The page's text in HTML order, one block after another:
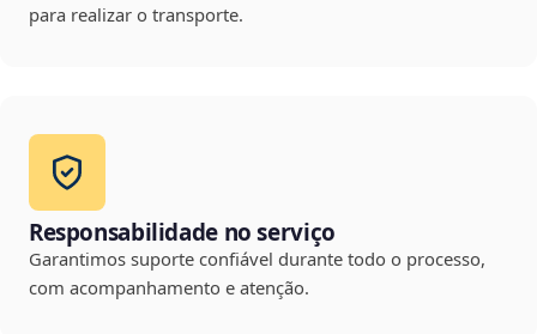
para realizar o transporte.
Responsabilidade no serviço
Garantimos suporte confiável durante todo o processo,
com acompanhamento e atenção.